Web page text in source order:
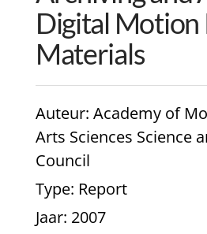
Digital Motion
Materials
Auteur: Academy of
Arts Sciences Science
Council
Type: Report
Jaar: 2007